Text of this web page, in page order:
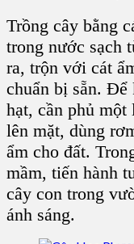
Trồng cây bằng
trong nước sạch
ra, trộn với cát
chuẩn bị sẵn.
hạt, cần phủ một
lên mặt, dùng
ẩm cho đất.
mầm, tiến hành
cây con trong
ánh sáng.